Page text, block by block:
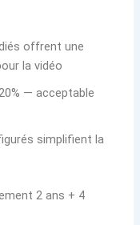
offrent une
la vidéo
— acceptable
simplifient la
2 ans + 4